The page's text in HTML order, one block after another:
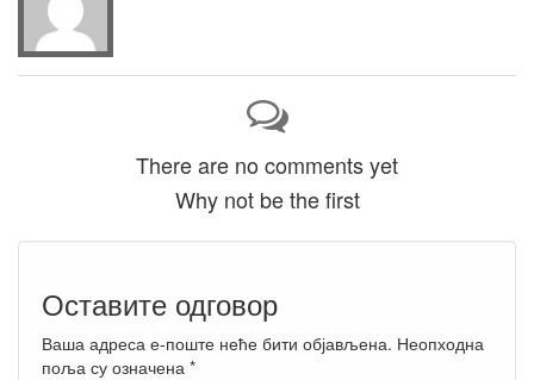
There are no comments yet
Why not be the first
Оставите одговор
Ваша адреса е-поште неће бити објављена. Неопходна
поља су означена *